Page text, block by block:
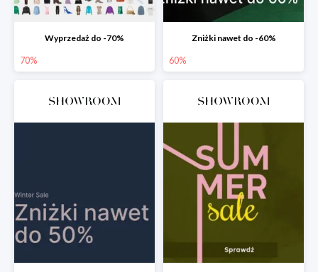
Wyprzedaż do -70%
70%
Zniżki nawet do -60%
60%